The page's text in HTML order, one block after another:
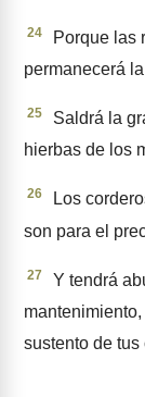
24
Porque las
permanecerá
25
Saldrá la
hierbas de los
26
Los
son para el
27
Y tendrá
sustento de tus